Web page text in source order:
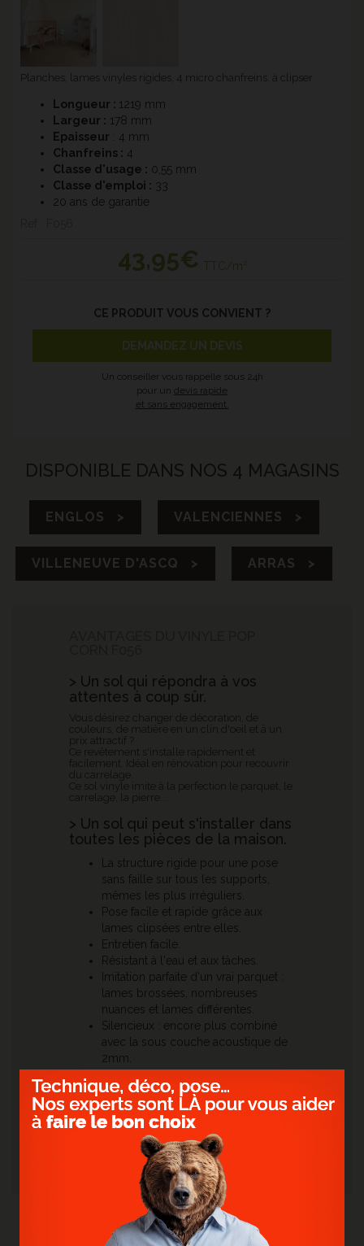
Planches, lames vinyles rigides, 4 micro chanfreins, à clipser
Longueur : 1219 mm
Largeur : 178 mm
Epaisseur : 4 mm
Chanfreins : 4
Classe d'usage : 0,55 mm
Classe d'emploi : 33
20 ans de garantie
43,95€ TTC/m²
CE PRODUIT VOUS CONVIENT ?
DEMANDEZ UN DEVIS
Un conseiller vous rappelle sous 24h
pour un devis rapide
et sans engagement.
DISPONIBLE DANS NOS 4 MAGASINS
ENGLOS > VALENCIENNES >
VILLENEUVE D'ASCQ > ARRAS >
> Un sol qui répondra à vos
attentes à coup sûr.
Vous désirez changer de décoration, de
couleurs, de matière en un clin d'oeil et à un
prix attractif ?
Ce revêtement s'installe rapidement et
facilement. Idéal en rénovation pour recouvrir
Ce sol vinyle imite à la perfection le parquet, le
> Un sol qui peut s'installer dans
toutes les pièces de la maison.
La structure rigide pour une pose
sans faille sur tous les supports,
mêmes les plus irréguliers.
Pose facile et rapide grâce aux
lames clipsées entre elles.
Entretien facile.
Résistant à l'eau et aux tâches.
Imitation parfaite d'un vrai parquet :
lames brossées, nombreuses
nuances et lames différentes.
Silencieux : encore plus combiné
avec la sous couche acoustique de
2mm.
épaisseur.
Résistance maximale.
> Accessoires assortis.
Combinez les plinthes et autres barres de seuil
dans la teinte de votre sol.
NOS RÉALISATIONS